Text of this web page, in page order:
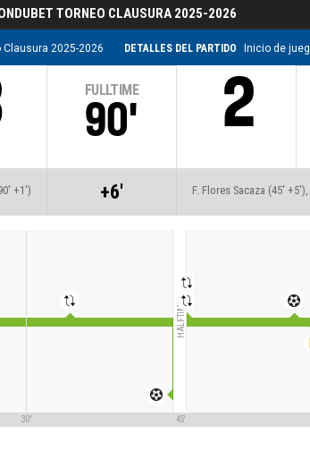
TORNEO CLAUSURA 2025-2026
Clausura 2025-2026 DETALLES DEL PARTIDO Inicio de
FULLTIME
90' 2
+1') +6' F. Flores Sacaza (45'
HALFTIME
30' 45'